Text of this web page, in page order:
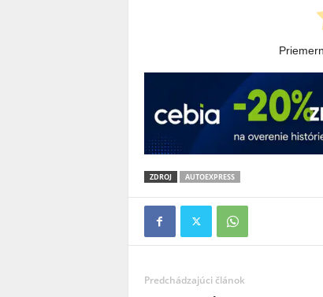
ZDROJ AUTOEXPRESS
Predchádzajúci článok